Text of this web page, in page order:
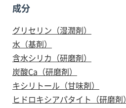
成分
グリセリン（湿潤剤）
水（基剤）
含水シリカ（研磨剤）
炭酸Ca（研磨剤）
キシリトール（甘味剤）
ヒドロキシアパタイト（研磨剤）